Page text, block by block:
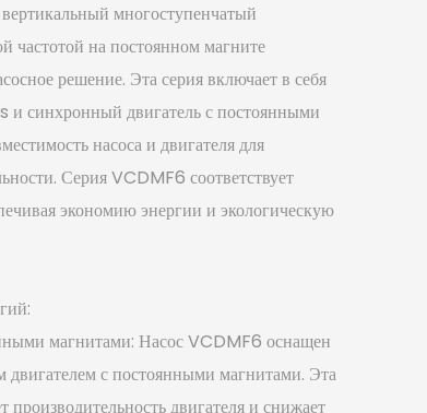
многоступенчатый
частотой на постоянном магните
решение. Эта серия включает в себя
синхронный двигатель с постоянными
насоса и двигателя для
Серия VCDMF6 соответствует
экономию энергии и экологическую
магнитами: Насос VCDMF6 оснащен
с постоянными магнитами. Эта
производительность двигателя и снижает